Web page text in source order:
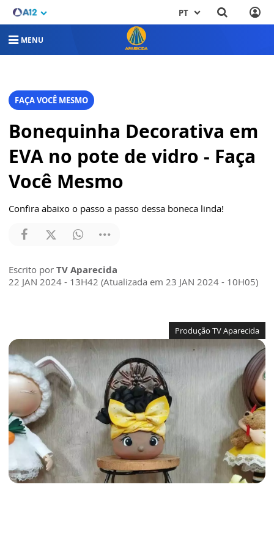
PT
MENU
FAÇA VOCÊ MESMO
Bonequinha Decorativa em
EVA no pote de vidro - Faça
Você Mesmo
Confira abaixo o passo a passo dessa boneca linda!
Escrito por TV Aparecida
22 JAN 2024 - 13H42 (Atualizada em 23 JAN 2024 - 10H05)
Produção TV Aparecida